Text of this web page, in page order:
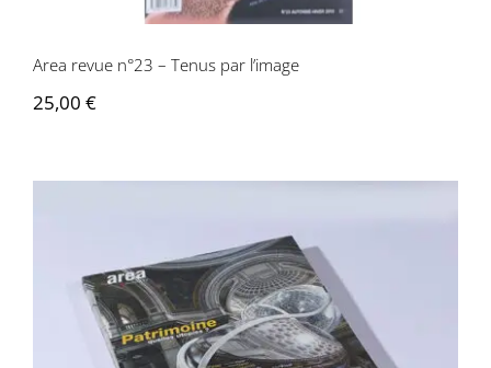
Area revue n°23 – Tenus par l’image
25,00 €